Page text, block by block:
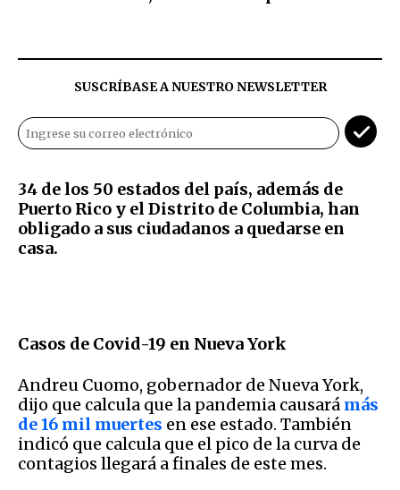
SUSCRÍBASE A NUESTRO NEWSLETTER
34 de los 50 estados del país, además de
Puerto Rico y el Distrito de Columbia, han
obligado a sus ciudadanos a quedarse en
casa.
Casos de Covid-19 en Nueva York
Andreu Cuomo, gobernador de Nueva York,
dijo que calcula que la pandemia causará más
de 16 mil muertes en ese estado. También
indicó que calcula que el pico de la curva de
contagios llegará a finales de este mes.